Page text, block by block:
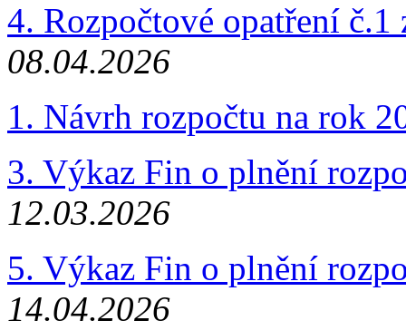
4. Rozpočtové opatření
08.04.2026
1. Návrh rozpočtu na rok
3. Výkaz Fin o plnění
12.03.2026
5. Výkaz Fin o plnění
14.04.2026